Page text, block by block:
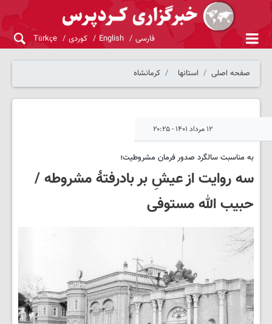
فارسی English کوردی Türkçe
صفحه اصلی استانها کرمانشاه
۱۲ مرداد ۱۴۰۱ - ۲۰:۲۵
به مناسبت سالگرد صدور فرمان مشروطیت؛
سه روایت از عیشِ بر بادرفتۀ مشروطه /
حبیب الله مستوفی